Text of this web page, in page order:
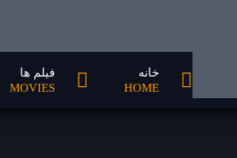
خانه
HOME
فیلم ها
MOVIES